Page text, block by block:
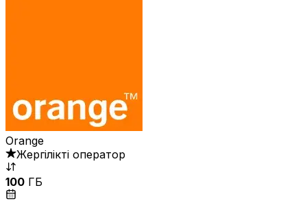
Orange
Жергілікті оператор
100 ГБ